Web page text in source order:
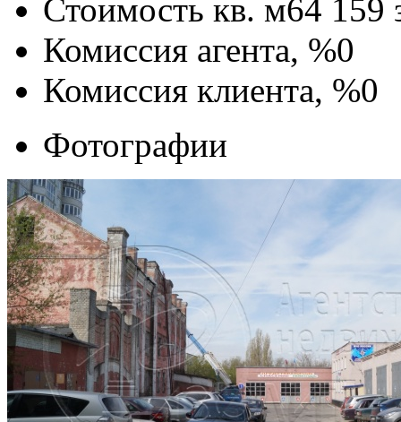
Стоимость кв. м64 159
Комиссия агента, %0
Комиссия клиента, %0
Фотографии